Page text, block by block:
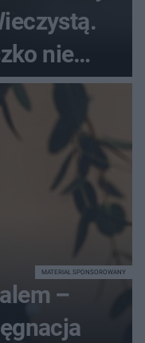
nie
–
MATERIAŁ SPONSOROWANY